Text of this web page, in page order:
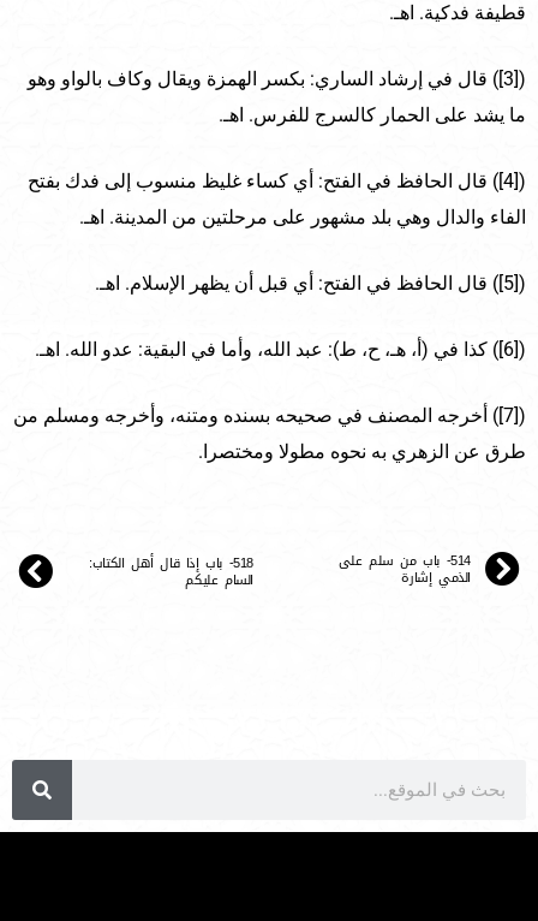
قطيفة فدكية. اهـ.
([3]) قال في إرشاد الساري: بكسر الهمزة ويقال وكاف بالواو وهو
ما يشد على الحمار كالسرج للفرس. اهـ.
([4]) قال الحافظ في الفتح: أي كساء غليظ منسوب إلى فدك بفتح
الفاء والدال وهي بلد مشهور على مرحلتين من المدينة. اهـ.
([5]) قال الحافظ في الفتح: أي قبل أن يظهر الإسلام. اهـ.
([6]) كذا في (أ، هـ، ح، ط): عبد الله، وأما في البقية: عدو الله. اهـ.
([7]) أخرجه المصنف في صحيحه بسنده ومتنه، وأخرجه ومسلم من
طرق عن الزهري به نحوه مطولا ومختصرا.
514- باب من سلم على
الذمي إشارة
518- باب إذا قال أهل الكتاب:
السام عليكم